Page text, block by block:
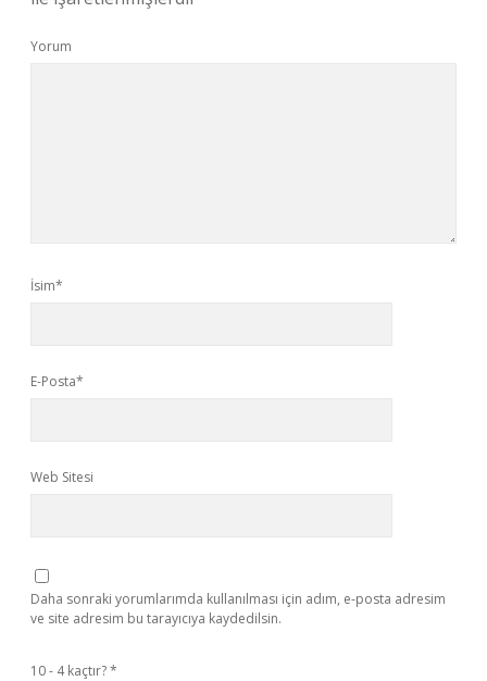
Yorum
İsim*
E-Posta*
Web Sitesi
Daha sonraki yorumlarımda kullanılması için adım, e-posta adresim
ve site adresim bu tarayıcıya kaydedilsin.
10 - 4 kaçtır?*